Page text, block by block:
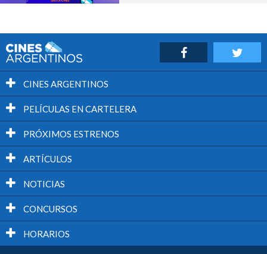
CINES ARGENTINOS
PELÍCULAS EN CARTELERA
PRÓXIMOS ESTRENOS
ARTÍCULOS
NOTICIAS
CONCURSOS
HORARIOS